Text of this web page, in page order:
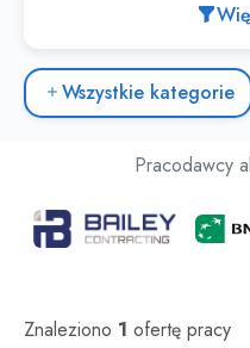
Wszystkie kategorie
Oferty pracy dla osób z
Pracodawcy
Oferty pracy
Znaleziono 1 ofertę pracy